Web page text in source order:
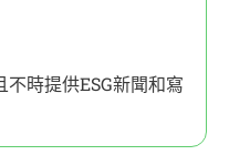
時提供ESG新聞和寫